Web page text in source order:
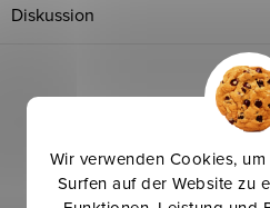
Wir verwenden Cookies,
Surfen auf der Website zu
Diskussion